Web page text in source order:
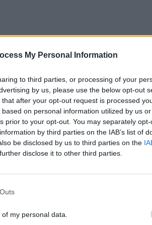
My Personal Information
to third parties, or processing of your
by us, please use the below opt-out
after your opt-out request is processed
on personal information utilized by us
prior to your opt-out. You may separately
by third parties on the IAB’s list of
be disclosed by us to third parties on the
disclose it to other third parties.
my personal data.
κατά την οποία, οι μετοχές
μερίσματος.
Date» ορίσθηκε η
του μερίσματος είναι οι
κατά την ως άνω ημέρα
20 Μαΐου 2024 από την